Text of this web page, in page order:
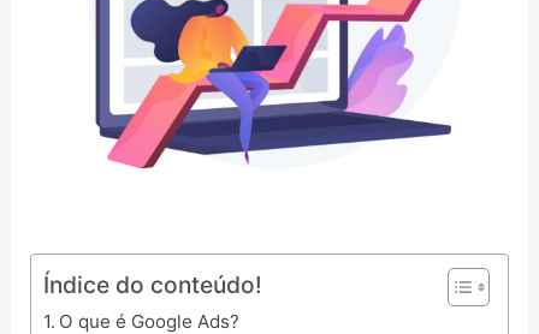
Índice do conteúdo!
O que é Google Ads?